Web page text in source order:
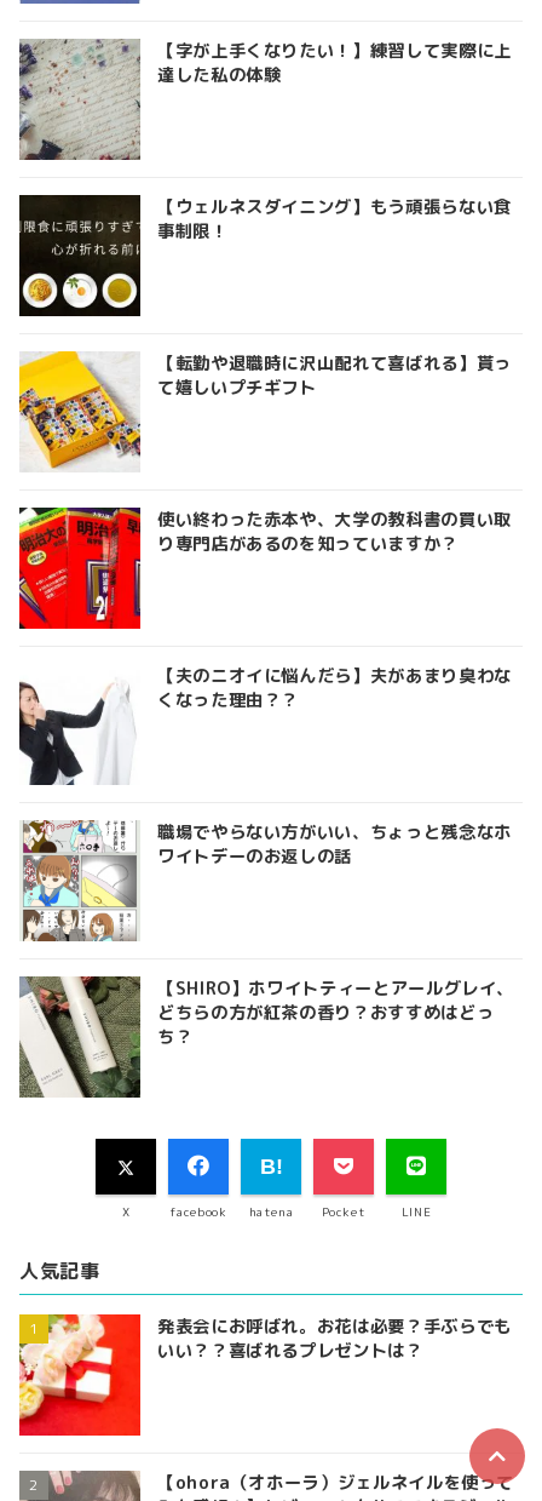
【字が上手くなりたい！】練習して実際に上
達した私の体験
【ウェルネスダイニング】もう頑張らない食
事制限！
【転勤や退職時に沢山配れて喜ばれる】貰っ
て嬉しいプチギフト
使い終わった赤本や、大学の教科書の買い取
り専門店があるのを知っていますか？
【夫のニオイに悩んだら】夫があまり臭わな
くなった理由？？
職場でやらない方がいい、ちょっと残念なホ
ワイトデーのお返しの話
【SHIRO】ホワイトティーとアールグレイ、
どちらの方が紅茶の香り？おすすめはどっ
ち？
X facebook hatena Pocket LINE
人気記事
発表会にお呼ばれ。お花は必要？手ぶらでも
いい？？喜ばれるプレゼントは？
【ohora（オホーラ）ジェルネイルを使って